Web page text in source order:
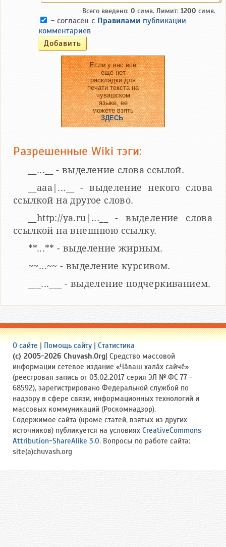
Всего введено: 0 симв. Лимит: 1200 симв.
- согласен с Правилами публикации
комментариев
Если у вас все
еще нет
раскладки для
печати текста на
чувашском
языке, ее
можете взять
ЗДЕСЬ.
Разрешенные Wiki тэги:
__...__ - выделение слова ссылой.
__aaa|...__ - выделение некого слова
ссылкой на другое слово.
__http://ya.ru|...__ - выделение слова
ссылкой на внешнюю ссылку.
**...** - выделение жирным.
~~...~~ - выделение курсивом.
___...___ - выделение подчеркиванием.
О сайте | Помощь сайту | Статистика
(c) 2005-2026 Chuvash.Org| Средство массовой
информации сетевое издание «Чӑваш халӑх сайчӗ»
(реестровая запись от 03.02.2017 серия ЭЛ № ФС 77 -
68592), зарегистрировано Федеральной службой по
надзору в сфере связи, информационных технологий и
массовых коммуникаций (Роскомнадзор).
Содержимое сайта (кроме статей, взятых из других
источников) публикуется на условиях CreativeCommons
Attribution-ShareAlike 3.0. Вопросы по работе сайта:
site(a)chuvash.org